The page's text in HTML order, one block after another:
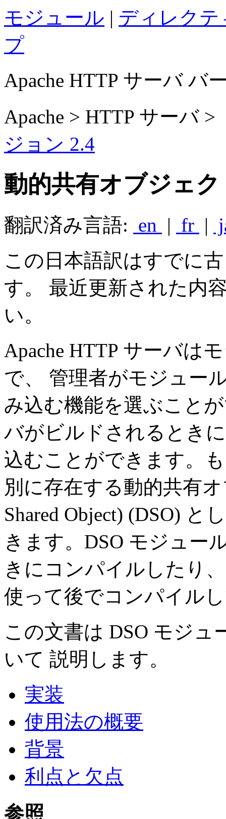
モジュール | ディレクテ
プ
Apache HTTP サーバ バ
Apache > HTTP サーバ
ジョン 2.4
動的共有オブジェ
翻訳済み言語: en | fr |
この日本語訳はすでに
す。 最近更新された内
い。
Apache HTTP サーバは
で、 管理者がモジュー
み込む機能を選ぶこと
バがビルドされるとき
込むことができます。
別に存在する動的共有
Shared Object) (DSO)
きます。DSO モジュー
きにコンパイルしたり
使って後でコンパイル
この文書は DSO モジ
いて 説明します。
実装
使用法の概要
背景
利点と欠点
参照